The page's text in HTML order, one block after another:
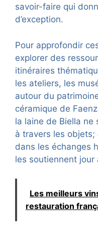
savoir-faire qui
d’exception.
Pour approfondir
explorer des
itinéraires
les ateliers, les
autour du
céramique de
la laine de Biella ne
à travers les
dans les échanges
les soutiennent jour
Les meilleurs
restauration